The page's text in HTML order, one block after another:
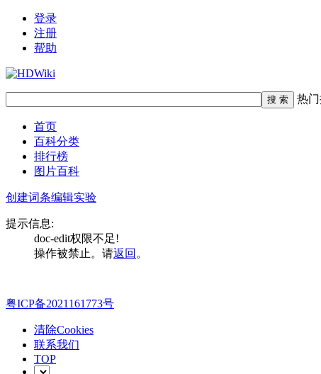
登录
注册
帮助
热门
首页
百科分类
排行榜
图片百科
创建词条编辑实验
提示信息:
doc-edit权限不足!
操作被禁止。请返回 。
粤ICP备2021161773号
清除Cookies
联系我们
TOP